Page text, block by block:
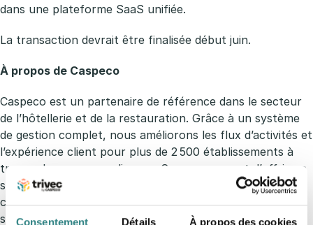
Consentement Détails À propos des cookies
dans une plateforme SaaS unifiée.
La transaction devrait être finalisée début juin.
À propos de Caspeco
Caspeco est un partenaire de référence dans le secteur
de l’hôtellerie et de la restauration. Grâce à un système
de gestion complet, nous améliorons les flux d’activités et
l’expérience client pour plus de 2 500 établissements à
travers les pays scandinaves. Caspeco
permet d’offrir un
service premium en termes de réservations, de
commandes en ligne, d’offres spéciales et d’achats sur
site. Bien entendu, nous couvrons également tous les